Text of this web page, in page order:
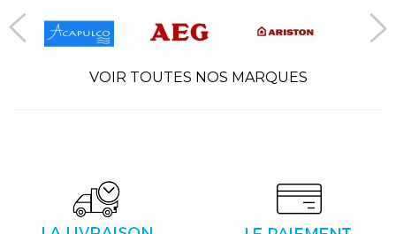
VOIR TOUTES NOS MARQUES